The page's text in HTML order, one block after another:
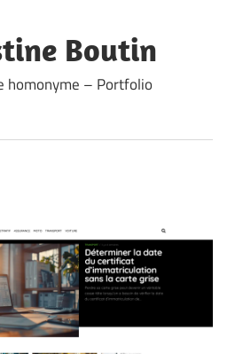
Boutin
homonyme – Portfolio